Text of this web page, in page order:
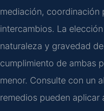
mediación, coordinación
intercambios. La
naturaleza y gravedad
cumplimiento de ambas
menor. Consulte con un
remedios pueden aplicar